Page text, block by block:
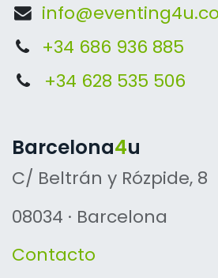
+34 686 936 885
+34 628 535 506
Barcelona4u
C/ Beltrán y Rózpide, 8
08034 · Barcelona
Contacto